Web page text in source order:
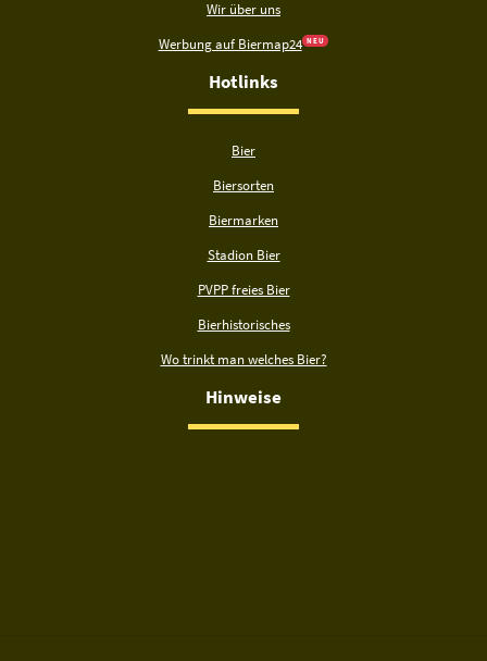
Wir über uns
Werbung auf Biermap24 N E U
Hotlinks
Bier
Biersorten
Biermarken
Stadion Bier
PVPP freies Bier
Bierhistorisches
Wo trinkt man welches Bier?
Hinweise